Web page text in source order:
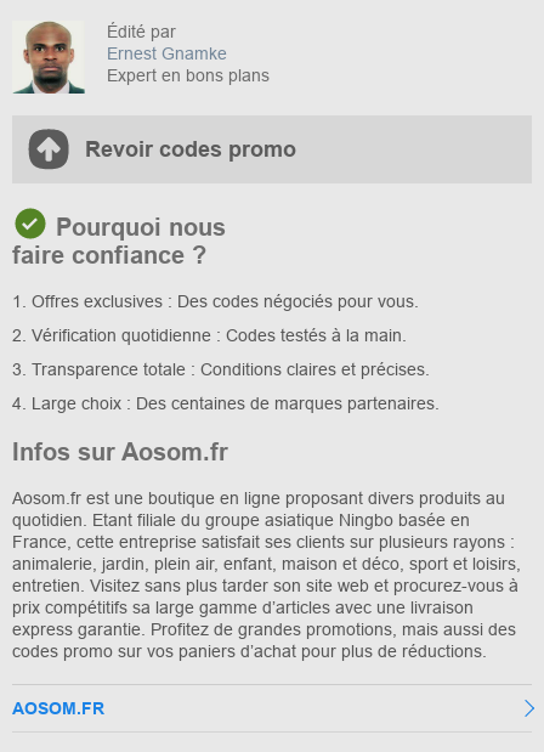
Édité par
Ernest Gnamke
Expert en bons plans
Revoir codes promo
Pourquoi nous
faire confiance ?
1. Offres exclusives : Des codes négociés pour vous.
2. Vérification quotidienne : Codes testés à la main.
3. Transparence totale : Conditions claires et précises.
4. Large choix : Des centaines de marques partenaires.
Infos sur Aosom.fr
Aosom.fr est une boutique en ligne proposant divers produits au
quotidien. Etant filiale du groupe asiatique Ningbo basée en
France, cette entreprise satisfait ses clients sur plusieurs rayons :
animalerie, jardin, plein air, enfant, maison et déco, sport et loisirs,
entretien. Visitez sans plus tarder son site web et procurez-vous à
prix compétitifs sa large gamme d’articles avec une livraison
express garantie. Profitez de grandes promotions, mais aussi des
codes promo sur vos paniers d’achat pour plus de réductions.
AOSOM.FR